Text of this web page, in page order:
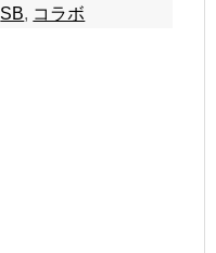
SB, コラボ